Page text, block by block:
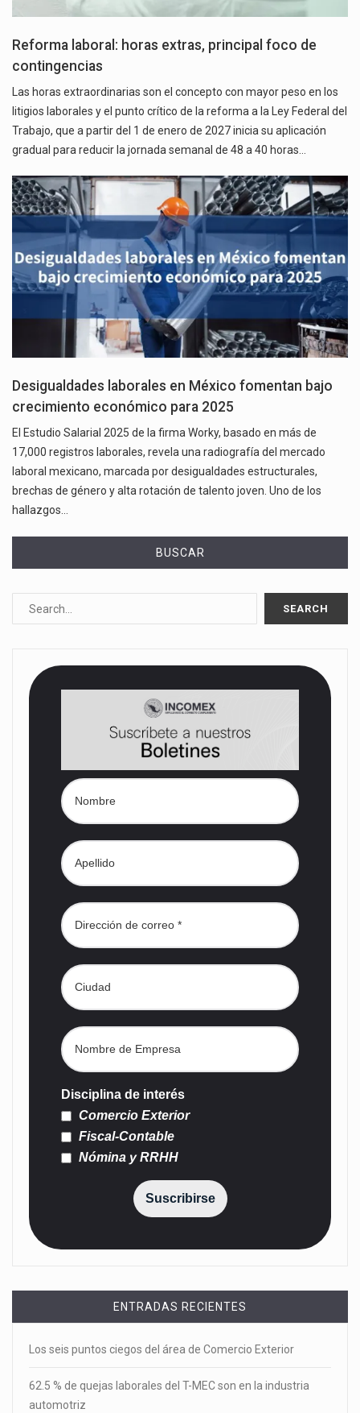
Reforma laboral: horas extras, principal foco de
contingencias
Las horas extraordinarias son el concepto con mayor peso en los
litigios laborales y el punto crítico de la reforma a la Ley Federal del
Trabajo, que a partir del 1 de enero de 2027 inicia su aplicación
gradual para reducir la jornada semanal de 48 a 40 horas…
Desigualdades laborales en México fomentan bajo
crecimiento económico para 2025
El Estudio Salarial 2025 de la firma Worky, basado en más de
17,000 registros laborales, revela una radiografía del mercado
laboral mexicano, marcada por desigualdades estructurales,
brechas de género y alta rotación de talento joven. Uno de los
hallazgos…
BUSCAR
Disciplina de interés
Comercio Exterior
Fiscal-Contable
Nómina y RRHH
Suscribirse
ENTRADAS RECIENTES
Los seis puntos ciegos del área de Comercio Exterior
62.5 % de quejas laborales del T-MEC son en la industria
automotriz